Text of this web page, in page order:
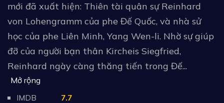
mới đã xuất hiện: Thiên tài quân sự Reinhard
von Lohengramm của phe Đế Quốc, và nhà sử
học của phe Liên Minh, Yang Wen-li. Nhờ sự giúp
đỡ của người bạn thân Kircheis Siegfried,
Reinhard ngày càng thăng tiến trong Đế...
Mở rộng
IMDB
7.7